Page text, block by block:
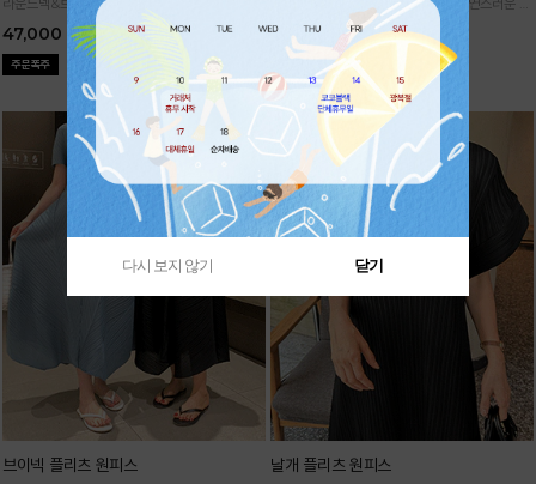
47,000
형 커버 허리 전체 밴딩으로 편안한 착용감
29,000
브이넥 플리츠 원피스 날개 플리츠 원피스
다시 보지 않기 닫기